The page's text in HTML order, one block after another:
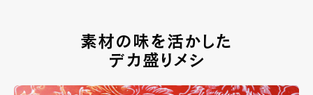
素材の味を活かした
デカ盛りメシ